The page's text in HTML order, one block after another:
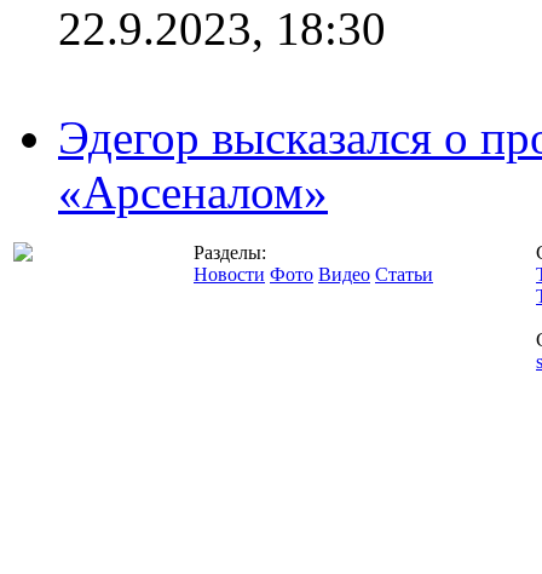
22.9.2023, 18:30
Эдегор высказался о
«Арсеналом»
Разделы:
Новости Фото Видео Статьи